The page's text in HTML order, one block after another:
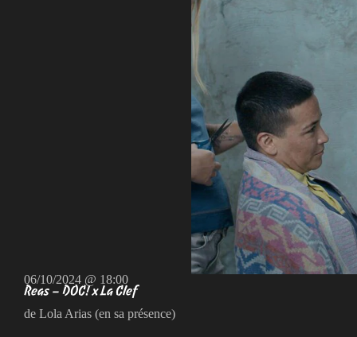
06/10/2024 @ 18:00
Reas – DOC! x La Clef
de Lola Arias (en sa présence)